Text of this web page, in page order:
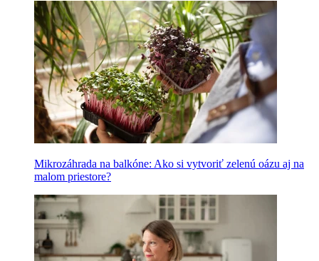
Mikrozáhrada na balkóne: Ako si vytvoriť zelenú oázu aj na
malom priestore?